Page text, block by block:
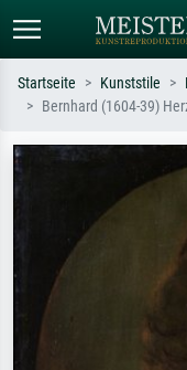
Suchen Sie nach Künstlern,
oder Stilen – z.B.
Sternennacht,
Hokusai, Akt.
Startseite Kunststile
Bernhard (1604-39)